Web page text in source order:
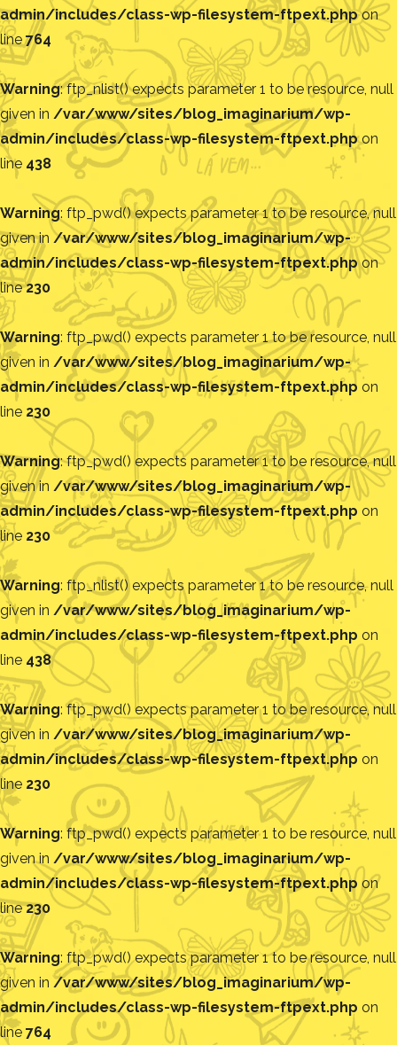
admin/includes/class-wp-filesystem-ftpext.phpon
line764
Warning: ftp_nlist() expects parameter 1 to be resource, null
given in /var/www/sites/blog_imaginarium/wp-
admin/includes/class-wp-filesystem-ftpext.phpon
line 438
Warning: ftp_pwd() expects parameter 1 to be resource, null
given in /var/www/sites/blog_imaginarium/wp-
admin/includes/class-wp-filesystem-ftpext.phpon
line230
Warning: ftp_pwd() expects parameter 1 to be resource, null
given in /var/www/sites/blog_imaginarium/wp-
admin/includes/class-wp-filesystem-ftpext.php on
line 230
Warning: ftp_pwd() expects parameter 1 to be resource, null
given in /var/www/sites/blog_imaginarium/wp-
admin/includes/class-wp-filesystem-ftpext.php on
line 230
Warning: ftp_nlist() expects parameter 1 to be resource, null
given in /var/www/sites/blog_imaginarium/wp-
admin/includes/class-wp-filesystem-ftpext.php on
line 438
Warning: ftp_pwd() expects parameter 1 to be resource, null
given in /var/www/sites/blog_imaginarium/wp-
admin/includes/class-wp-filesystem-ftpext.php on
line 230
Warning: ftp_pwd() expects parameter 1 to be resource, null
given in /var/www/sites/blog_imaginarium/wp-
admin/includes/class-wp-filesystem-ftpext.php on
line230
Warning: ftp_pwd() expects parameter 1 to be resource, null
given in /var/www/sites/blog_imaginarium/wp-
admin/includes/class-wp-filesystem-ftpext.php on
line 764